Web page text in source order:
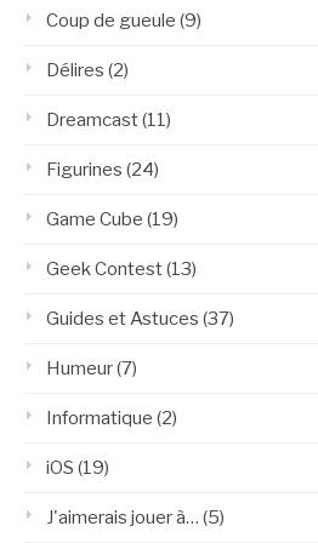
Coup de gueule (9)
Délires (2)
Dreamcast(11)
Figurines (24)
Game Cube (19)
Geek Contest(13)
Guides et Astuces (37)
Humeur(7)
Informatique (2)
iOS (19)
J'aimerais jouer à… (5)